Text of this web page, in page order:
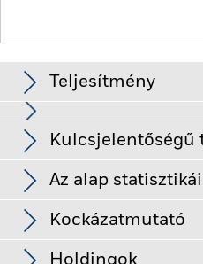
Teljesítmény
Teljes diagram
A részvények és a
értékét befolyásolhatják a
befolyásoló tényezők között a
társaság eredményszámai és
szerepelnek.Ez a
osztalékokat, vagy a tőke
ugyan több jövedelem
csökkentheti az Ön
a hosszú távú tőkenövekedés
Kulcsjelentőségű
Az Alap Nettó
ekkor: 2026. aug. 05.
Alap indulásának napja
Az alap statisztikái
Részesedések száma
Kockázatmutató
Holdingok